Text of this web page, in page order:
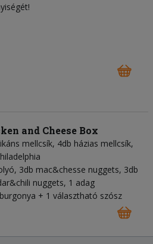
and Cheese Box
mellcsík, 4db házias mellcsík,
3db mac&chesse nuggets, 3db
nuggets, 1 adag
+ 1 választható szósz